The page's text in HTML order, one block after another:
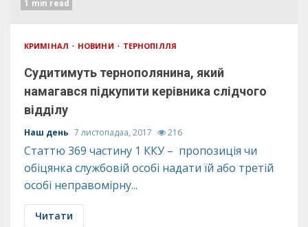
1 min read
КРИМІНАЛ НОВИНИ ТЕРНОПІЛЛЯ
Судитимуть тернополянина, який
намагався підкупити керівника слідчого
відділу
Наш день 7 листопадаа, 2017 216
Статтю 369 частину 1 ККУ – пропозиція чи
обіцянка службовій особі надати їй або третій
особі неправомірну...
Читати